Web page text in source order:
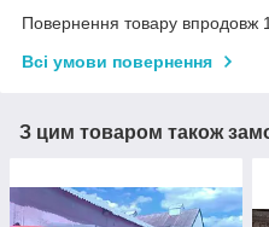
Повернення товару впродовж
Всі умови повернення
З цим товаром також